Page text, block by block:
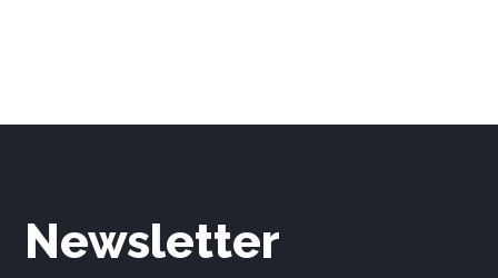
Newsletter